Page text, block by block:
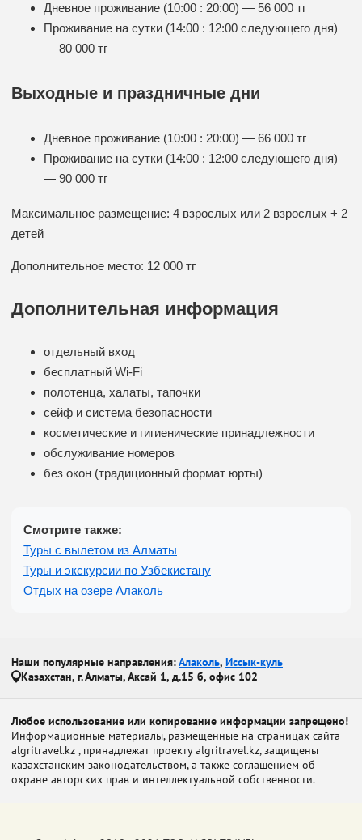
Дневное проживание (10:00 : 20:00) — 56 000 тг
Проживание на сутки (14:00 : 12:00 следующего дня)
— 80 000 тг
Выходные и праздничные дни
Дневное проживание (10:00 : 20:00) — 66 000 тг
Проживание на сутки (14:00 : 12:00 следующего дня)
— 90 000 тг
Максимальное размещение: 4 взрослых или 2 взрослых + 2
детей
Дополнительное место: 12 000 тг
Дополнительная информация
отдельный вход
бесплатный Wi-Fi
полотенца, халаты, тапочки
сейф и система безопасности
косметические и гигиенические принадлежности
обслуживание номеров
без окон (традиционный формат юрты)
Смотрите также:
Туры с вылетом из Алматы
Туры и экскурсии по Узбекистану
Отдых на озере Алаколь
Наши популярные направления:Алаколь, Иссык-куль
Казахстан, г. Алматы, Аксай 1, д.15 б, офис 102
Любое использование или копирование информации запрещено!
Информационные материалы, размещенные на страницах сайта
algritravel.kz , принадлежат проекту algritravel.kz, защищены
казахстанским законодательством, а также соглашением об
охране авторских прав и интеллектуальной собственности.